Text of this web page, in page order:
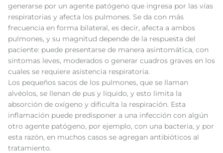
generarse por un agente patógeno que ingresa por las vías
respiratorias y afecta los pulmones. Se da con más
frecuencia en forma bilateral, es decir, afecta a ambos
pulmones, y su magnitud depende de la respuesta del
paciente: puede presentarse de manera asintomática, con
síntomas leves, moderados o generar cuadros graves en los
cuales se requiere asistencia respiratoria.
Los pequeños sacos de los pulmones, que se llaman
alvéolos, se llenan de pus y líquido, y esto limita la
absorción de oxígeno y dificulta la respiración. Esta
inflamación puede predisponer a una infección con algún
otro agente patógeno, por ejemplo, con una bacteria, y por
esta razón, en muchos casos se agregan antibióticos al
tratamiento.